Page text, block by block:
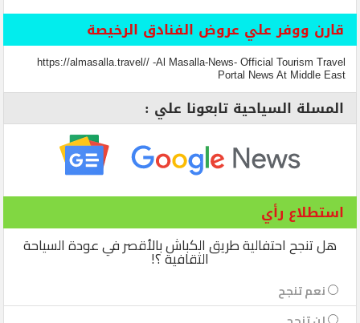
قارن ووفر علي عروض الفنادق الرخيصة
https://almasalla.travel// -Al Masalla-News- Official Tourism Travel
Portal News At Middle East
المسلة السياحية تابعونا علي :
استطلاع رأي
هل تنجح احتفالية طريق الكباش بالأقصر في عودة السياحة
الثقافية ؟!
نعم تنجح